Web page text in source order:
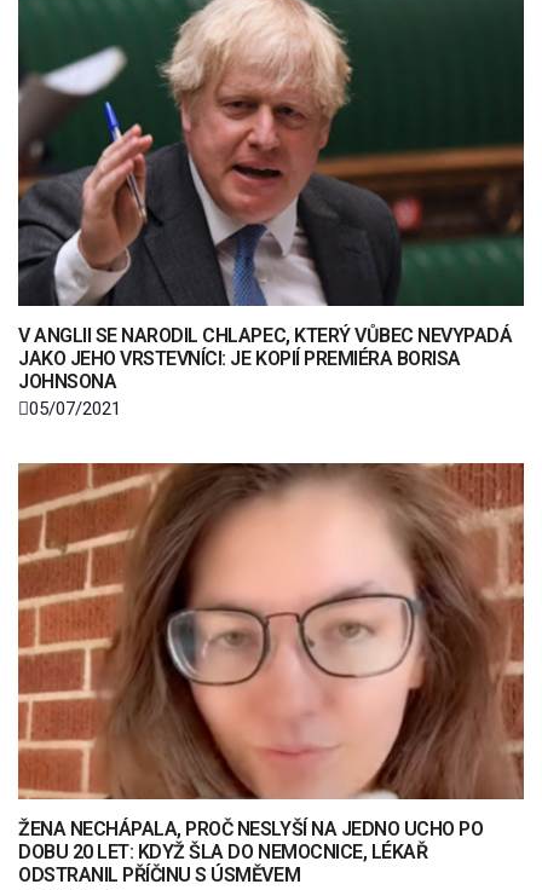
V ANGLII SE NARODIL CHLAPEC, KTERÝ VŮBEC NEVYPADÁ
JAKO JEHO VRSTEVNÍCI: JE KOPIÍ PREMIÉRA BORISA
JOHNSONA
05/07/2021
ŽENA NECHÁPALA, PROČ NESLYŠÍ NA JEDNO UCHO PO
DOBU 20 LET: KDYŽ ŠLA DO NEMOCNICE, LÉKAŘ
ODSTRANIL PŘÍČINU S ÚSMĚVEM